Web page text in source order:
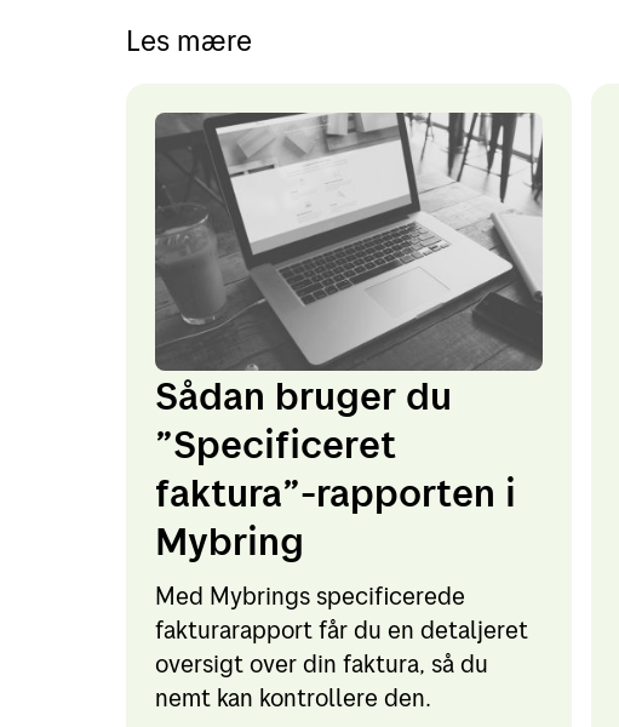
Les mære
Sådan bruger du
”Specificeret
faktura”-rapporten i
Mybring
Med Mybrings specificerede
fakturarapport får du en detaljeret
oversigt over din faktura, så du
nemt kan kontrollere den.